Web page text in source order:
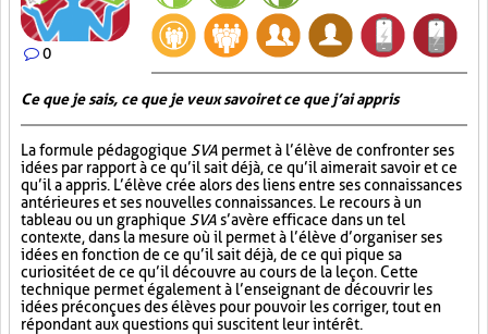
0
Ce que je sais, ce que je veux savoir et ce que j’ai appris
La formule pédagogique SVA permet à l’élève de confronter ses
idées par rapport à ce qu’il sait déjà, ce qu’il aimerait savoir et ce
qu’il a appris. L’élève crée alors des liens entre ses connaissances
antérieures et ses nouvelles connaissances. Le recours à un
tableau ou un graphique SVA s’avère efficace dans un tel
contexte, dans la mesure où il permet à l’élève d’organiser ses
idées en fonction de ce qu’il sait déjà, de ce qui pique sa
curiosité et de ce qu’il découvre au cours de la leçon. Cette
technique permet également à l’enseignant de découvrir les
idées préconçues des élèves pour pouvoir les corriger, tout en
répondant aux questions qui suscitent leur intérêt.